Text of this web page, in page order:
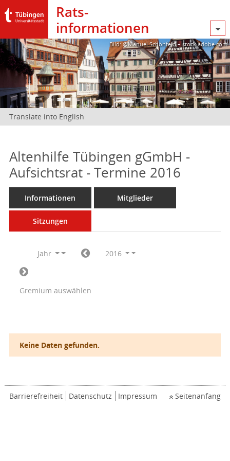
Rats­
informationen
Bild: @Manuel Schönfeld – stock.adobe.com
Translate into English
Altenhilfe Tübingen gGmbH -
Aufsichtsrat - Termine 2016
Informationen Mitglieder
Sitzungen
Jahr 2016
Gremium auswählen
Keine Daten gefunden.
Barrierefreiheit Datenschutz Impressum Seitenanfang